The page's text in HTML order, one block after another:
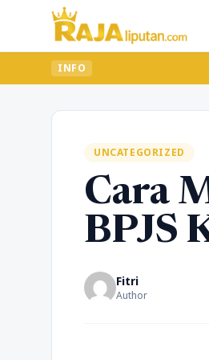
INFO
UNCATEGORIZED
Cara
BPJS
Fitri
Author